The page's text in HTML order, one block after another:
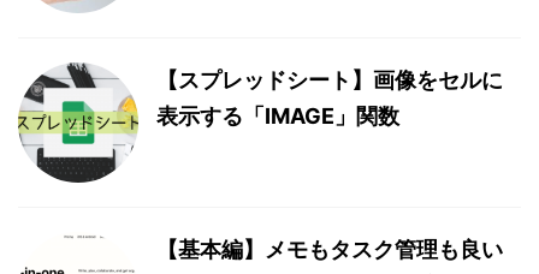
【スプレッドシート】画像をセルに
表示する「IMAGE」関数
【基本編】メモもタスク管理も良い